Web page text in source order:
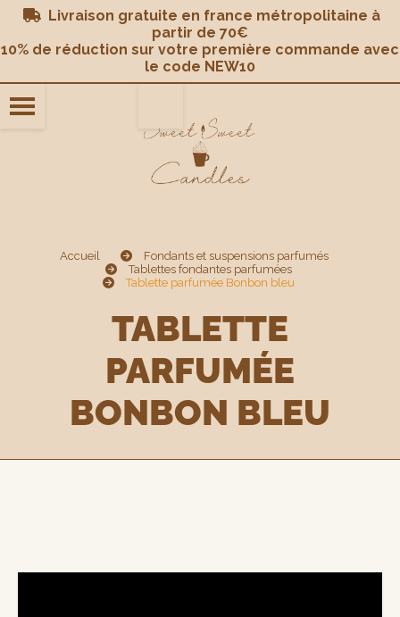
 Livraison gratuite en france métropolitaine à
partir de 70€
10% de réduction sur votre première commande avec
le code NEW10
Accueil
Fondants et suspensions parfumés
Tablettes fondantes parfumées
Tablette parfumée Bonbon bleu
TABLETTE
PARFUMÉE
BONBON BLEU
Panneau de gestion des cookies